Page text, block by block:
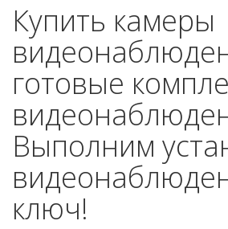
Купить камеры
готовые
Выполним
ключ!